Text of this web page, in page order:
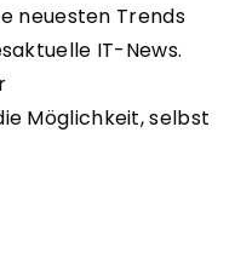
neuesten Trends
IT-News.
Möglichkeit, selbst